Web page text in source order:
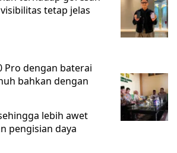
tetap jelas
Pro dengan baterai
bahkan dengan
lebih awet
pengisian daya